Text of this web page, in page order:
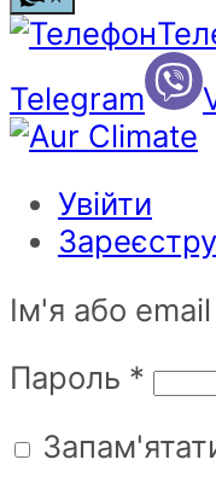
Telegram
Увійти
Ім'я або email
Пароль *